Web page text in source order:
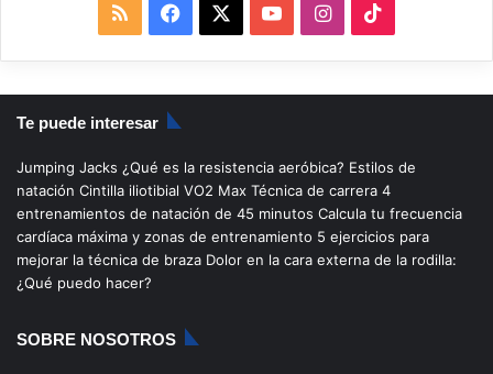
S
S
a
c
b
o
o
u
u
b
I
n
s
a
g
i
k
o
k
Te puede interesar
Jumping Jacks ¿Qué es la resistencia aeróbica? Estilos de
natación Cintilla iliotibial VO2 Max Técnica de carrera 4
entrenamientos de natación de 45 minutos Calcula tu frecuencia
cardíaca máxima y zonas de entrenamiento 5 ejercicios para
mejorar la técnica de braza Dolor en la cara externa de la rodilla:
¿Qué puedo hacer?
SOBRE NOSOTROS